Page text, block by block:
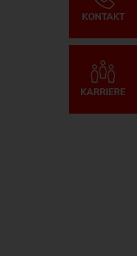
KONTAKT
KARRIERE